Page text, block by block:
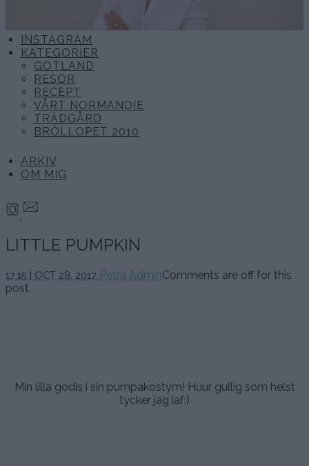
INSTAGRAM
KATEGORIER
GOTLAND
RESOR
RECEPT
VÅRT NORMANDIE
TRÄDGÅRD
BRÖLLOPET 2010
ARKIV
OM MIG
LITTLE PUMPKIN
17:15 | OCT 28. 2017 Petra AdminComments are off for this
post.
Min lilla godis i sin pumpakostym! Huur gullig som helst
tycker jag iaf:)